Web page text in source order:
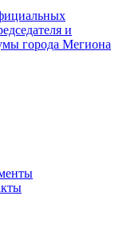
и
города Мегиона